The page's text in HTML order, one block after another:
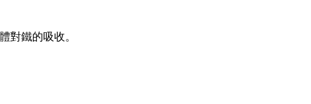
對鐵的吸收。